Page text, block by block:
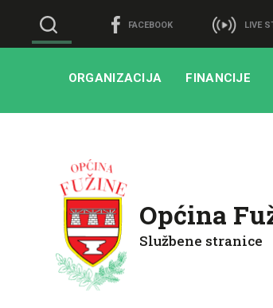
FACEBOOK LIVE
ORGANIZACIJA FINANCIJE
Općina
Službene stranice